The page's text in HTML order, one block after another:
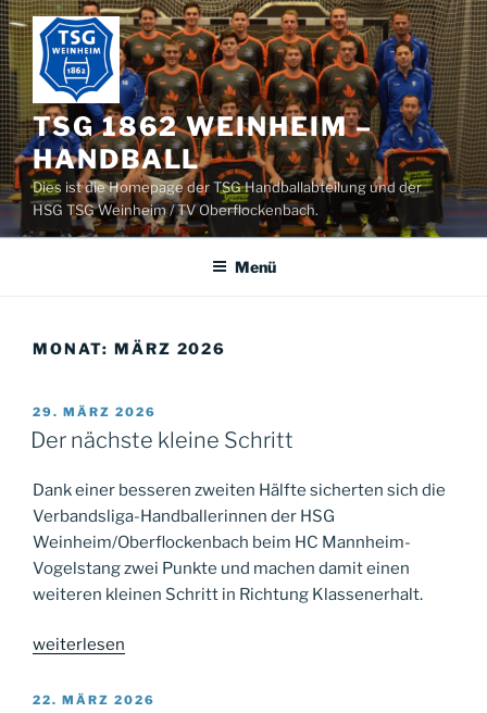
Zum
Inhalt
springen
TSG 1862 WEINHEIM –
HANDBALL
Dies ist die Homepage der TSG Handballabteilung und der
HSG TSG Weinheim / TV Oberflockenbach.
Menü
MONAT: MÄRZ 2026
VERÖFFENTLICHT
AM
29. MÄRZ 2026
Der nächste kleine Schritt
Dank einer besseren zweiten Hälfte sicherten sich die
Verbandsliga-Handballerinnen der HSG
Weinheim/Oberflockenbach beim HC Mannheim-
Vogelstang zwei Punkte und machen damit einen
weiteren kleinen Schritt in Richtung Klassenerhalt.
„Der
kleine
weiterlesen
VERÖFFENTLICHT
22. MÄRZ 2026